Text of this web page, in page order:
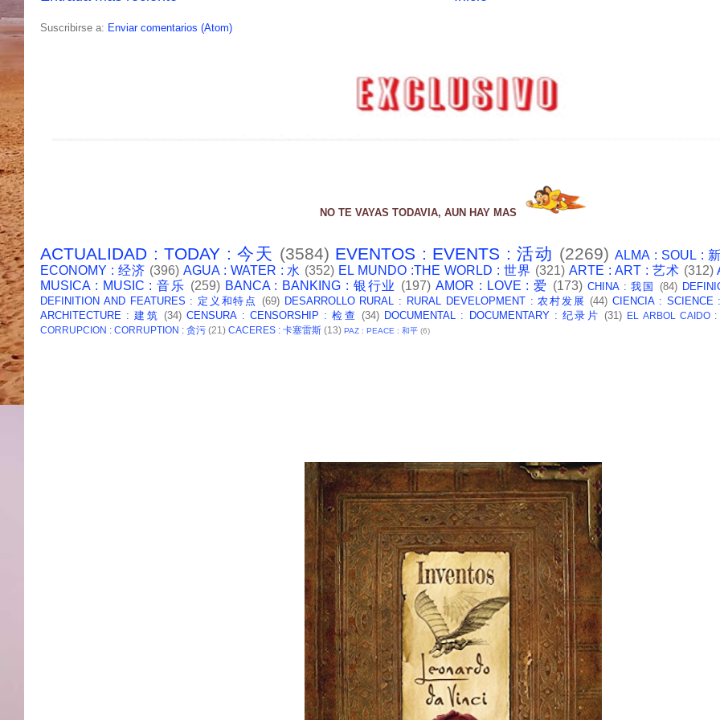
Suscribirse a: Enviar comentarios (Atom)
NO TE VAYAS TODAVIA, AUN HAY MAS
ACTUALIDAD : TODAY : 今天 (3584) EVENTOS : EVENTS : 活动 (2269) ALMA : SOUL :
ECONOMY : 经济 (396) AGUA : WATER : 水 (352) EL MUNDO :THE WORLD : 世界 (321) ARTE : ART : 艺术 (312)
MUSICA : MUSIC : 音乐 (259) BANCA : BANKING : 银行业 (197) AMOR : LOVE : 爱 (173) CHINA : 我国 (84)
DEFINITION AND FEATURES : 定义和特点 (69) DESARROLLO RURAL : RURAL DEVELOPMENT : 农村发展 (44) CIENCIA : SCIENCE
ARCHITECTURE : 建筑 (34) CENSURA : CENSORSHIP : 检查 (34) DOCUMENTAL : DOCUMENTARY : 纪录片 (31) EL ARBOL CAIDO
CORRUPCION : CORRUPTION : 贪污 (21) CACERES : 卡塞雷斯 (13) PAZ : PEACE : 和平 (6)